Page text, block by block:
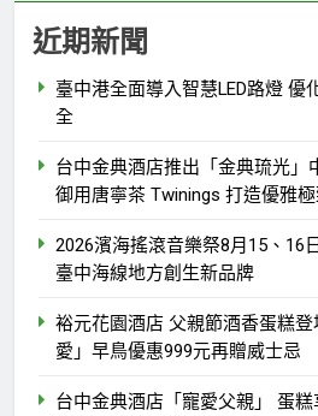
近期新聞
臺中港全面導入智慧LED路燈 優
全
台中金典酒店推出「金典琉光」
御用唐寧茶 Twinings 打造優雅
2026濱海搖滾音樂祭8月15、16
臺中海線地方創生新品牌
裕元花園酒店 父親節酒香蛋糕
愛」早鳥優惠999元再贈威士忌
台中金典酒店「寵愛父親」 蛋